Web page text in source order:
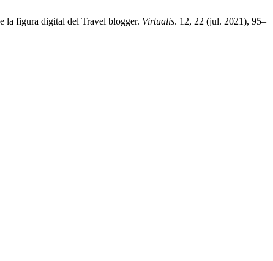
la figura digital del Travel blogger. Virtualis. 12, 22 (jul. 2021), 95–